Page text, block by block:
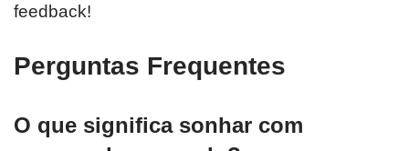
feedback!
Perguntas Frequentes
O que significa sonhar com